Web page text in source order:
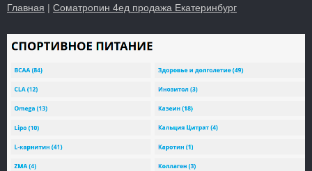
Главная | Cоматропин 4ед продажа Екатеринбург